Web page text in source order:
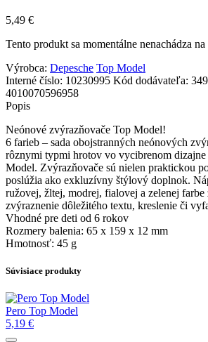
5,49 €
Tento produkt sa momentálne nenachádza na
Výrobca: Depesche Top Model
Interné číslo: 10230995 Kód dodávateľa:
4010070596958
Popis
Neónové zvýrazňovače Top Model!
6 farieb – sada obojstranných neónových
rôznymi typmi hrotov vo vycibrenom
Model. Zvýrazňovače sú nielen praktickou
poslúžia ako exkluzívny štýlový doplnok.
ružovej, žltej, modrej, fialovej a zelenej farbe
zvýraznenie dôležitého textu, kreslenie či
Vhodné pre deti od 6 rokov
Rozmery balenia: 65 x 159 x 12 mm
Hmotnosť: 45 g
Súvisiace produkty
Pero Top Model
5,19 €